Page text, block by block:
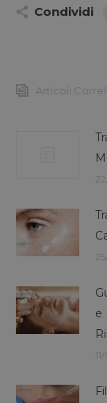
Condividi
Articoli
e